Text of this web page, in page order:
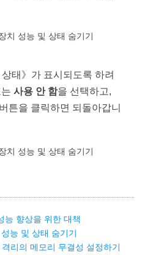
태》가 표시되도록 하려
사용 안 함을 선택하고,
버튼을 클릭하면 되돌아갑니
능 향상을 위한 대책
능 및 상태 숨기기
리의 메모리 무결성 설정하기